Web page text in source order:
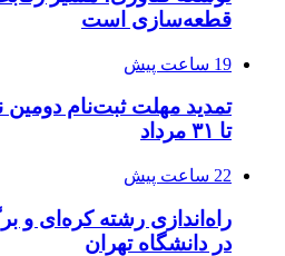
قطعه‌سازی است
19 ساعت پیش
تا ۳۱ مرداد
22 ساعت پیش
در دانشگاه تهران